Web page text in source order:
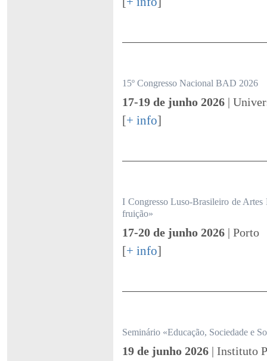
15º Congresso Nacional BAD 2026
17-19 de junho 2026 |
[+ info]
I Congresso Luso-Brasileiro de
fruição»
17-20 de junho 2026 | Porto
[+ info]
Seminário «Educação, Sociedade e
19 de junho 2026 | Instituto